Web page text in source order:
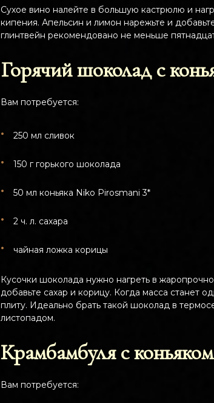
Сухое вино налейте в большую кастрюлю и
кипения. Апельсин и лимон нарежьте и
глинтвейн рекомендовано не меньше
Горячий шоколад с
Вам потребуется:
250 мл сливок
150 г горького шоколада
50 мл коньяка Niko Pirosmani 3*
2 ч. л. сахара
чайная ложка корицы
Кусочки шоколада нужно нагреть в
добавьте сахар и корицу. Когда масса станет
плиту. Идеально брать такой шоколад в
листопадом.
Крамбамбуля с коньяком
Вам потребуется: